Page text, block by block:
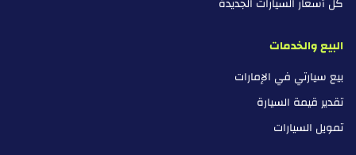
البيع والخدمات
بيع سيارتي في الإمارات
تقدير قيمة السيارة
تمويل السيارات